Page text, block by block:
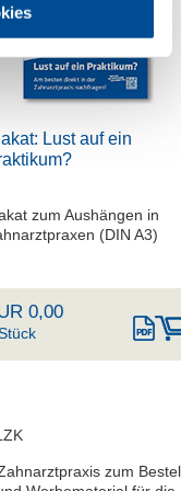
Lust auf ein
zum Aushängen in
(DIN A3)
0,00
zum